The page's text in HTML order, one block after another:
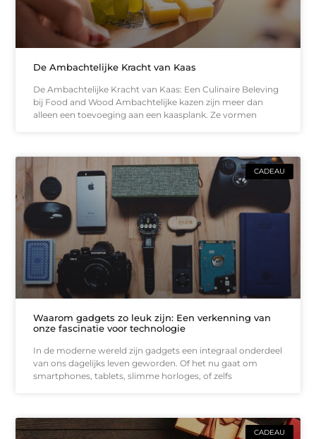
De Ambachtelijke Kracht van Kaas
De Ambachtelijke Kracht van Kaas: Een Culinaire Beleving
bij Food and Wood Ambachtelijke kazen zijn meer dan
alleen een toevoeging aan een kaasplank. Ze vormen
CADEAU
Waarom gadgets zo leuk zijn: Een verkenning van
onze fascinatie voor technologie
In de moderne wereld zijn gadgets een integraal onderdeel
van ons dagelijks leven geworden. Of het nu gaat om
smartphones, tablets, slimme horloges, of zelfs
CADEAU